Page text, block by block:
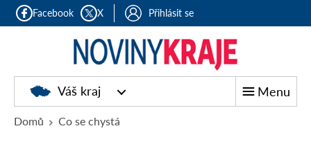
Facebook X Přihlásit se
Noviny
kraje
Váš kraj Menu
Domů Co se chystá